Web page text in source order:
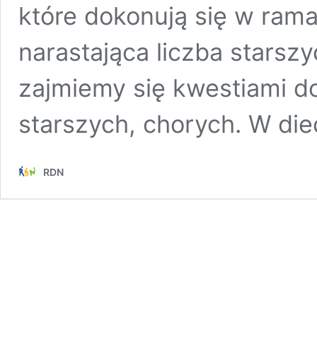
które dokonują się w
narastająca liczba
zajmiemy się kwestiami
starszych, chorych. W
RDN